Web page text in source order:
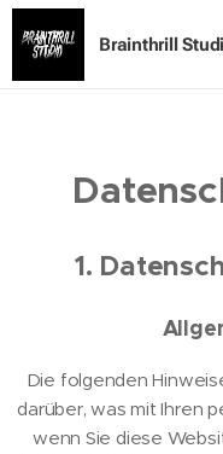
Brainthrill
1.
Die folgenden
darüber, was mit Ihren
wenn Sie diese